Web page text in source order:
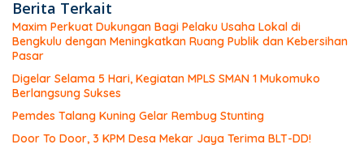
Berita Terkait
Maxim Perkuat Dukungan Bagi Pelaku Usaha Lokal di
Bengkulu dengan Meningkatkan Ruang Publik dan Kebersihan
Pasar
Digelar Selama 5 Hari, Kegiatan MPLS SMAN 1 Mukomuko
Berlangsung Sukses
Pemdes Talang Kuning Gelar Rembug Stunting
Door To Door, 3 KPM Desa Mekar Jaya Terima BLT-DD!